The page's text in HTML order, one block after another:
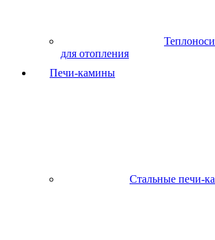
для отопления
Печи-камины
Стальные печи-